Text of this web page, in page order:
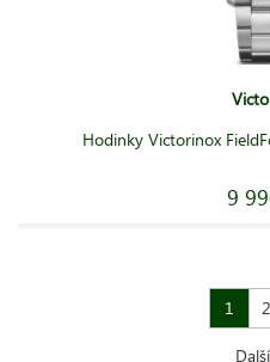
Hodinky Victorinox
9
1 2